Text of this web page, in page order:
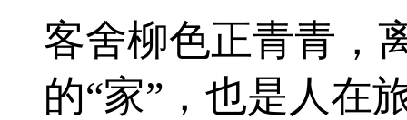
客舍柳色正青青，
的“家”，也是人在